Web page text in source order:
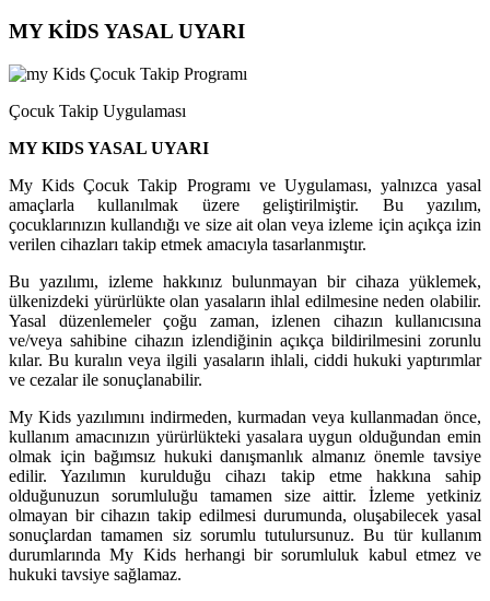
MY KİDS YASAL UYARI
Çocuk Takip Uygulaması
MY KIDS YASAL UYARI
My Kids Çocuk Takip Programı ve Uygulaması, yalnızca yasal
amaçlarla kullanılmak üzere geliştirilmiştir. Bu yazılım,
çocuklarınızın kullandığı ve size ait olan veya izleme için açıkça izin
verilen cihazları takip etmek amacıyla tasarlanmıştır.
Bu yazılımı, izleme hakkınız bulunmayan bir cihaza yüklemek,
ülkenizdeki yürürlükte olan yasaların ihlal edilmesine neden olabilir.
Yasal düzenlemeler çoğu zaman, izlenen cihazın kullanıcısına
ve/veya sahibine cihazın izlendiğinin açıkça bildirilmesini zorunlu
kılar. Bu kuralın veya ilgili yasaların ihlali, ciddi hukuki yaptırımlar
ve cezalar ile sonuçlanabilir.
My Kids yazılımını indirmeden, kurmadan veya kullanmadan önce,
kullanım amacınızın yürürlükteki yasalara uygun olduğundan emin
olmak için bağımsız hukuki danışmanlık almanız önemle tavsiye
edilir. Yazılımın kurulduğu cihazı takip etme hakkına sahip
olduğunuzun sorumluluğu tamamen size aittir. İzleme yetkiniz
olmayan bir cihazın takip edilmesi durumunda, oluşabilecek yasal
sonuçlardan tamamen siz sorumlu tutulursunuz. Bu tür kullanım
durumlarında My Kids herhangi bir sorumluluk kabul etmez ve
hukuki tavsiye sağlamaz.